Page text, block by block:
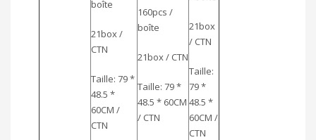
boîte
21box /
CTN
Taille: 79 *
48.5 *
60CM /
CTN
160pcs /
boîte
21box / CTN
Taille: 79 *
48.5 * 60CM
/ CTN
21box
/ CTN
Taille:
79 *
48.5 *
60CM /
CTN